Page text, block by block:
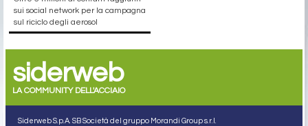
sui social network per la campagna
sul riciclo degli aerosol
siderweb
LA COMMUNITY DELL'ACCIAIO
Siderweb S.p.A. SB Società del gruppo Morandi Group s.r.l.